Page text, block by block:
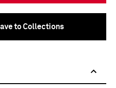
to Collections